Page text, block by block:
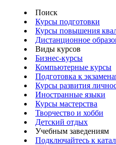
Поиск
Курсы подготовки
Курсы повышения
Дистанционное
Виды курсов
Бизнес-курсы
Компьютерные курсы
Подготовка к
Курсы развития
Иностранные языки
Курсы мастерства
Творчество и хобби
Детский отдых
Учебным заведениям
Подключайтесь к